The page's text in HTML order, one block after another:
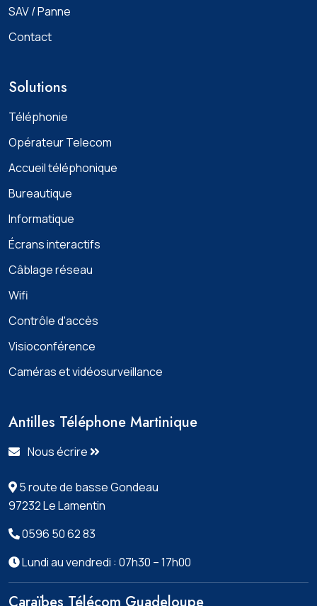
SAV / Panne
Contact
Solutions
Téléphonie
Opérateur Telecom
Accueil téléphonique
Bureautique
Informatique
Écrans interactifs
Câblage réseau
Wifi
Contrôle d'accès
Visioconférence
Caméras et vidéosurveillance
Antilles Téléphone Martinique
Nous écrire
5 route de basse Gondeau
97232 Le Lamentin
0596 50 62 83
Lundi au vendredi : 07h30 – 17h00
Caraïbes Télécom Guadeloupe